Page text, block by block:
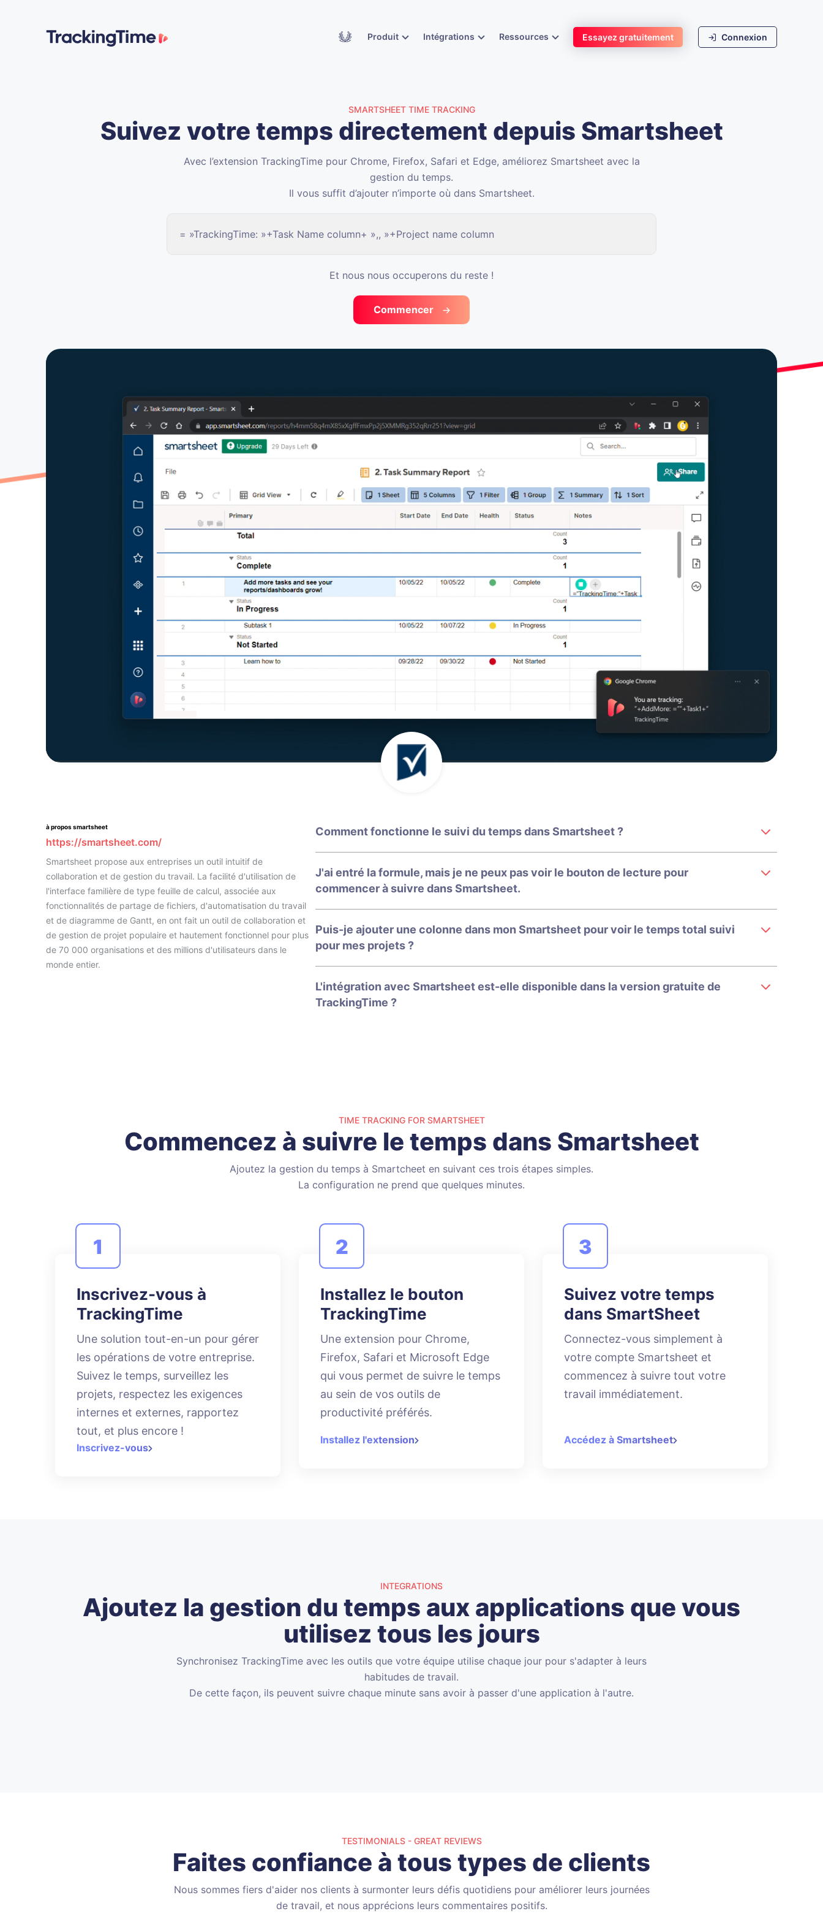
AcademyProduit Intégrations Ressources Essayez gratuitement Connexion
SMARTSHEET TIME TRACKING
Suivez votre temps directement depuis Smartsheet
Avec l’extension TrackingTime pour Chrome, Firefox, Safari et Edge, améliorez Smartsheet avec la
gestion du temps.
Il vous suffit d’ajouter n’importe où dans Smartsheet.
= »TrackingTime: »+Task Name column+ »,, »+Project name column
Et nous nous occuperons du reste !
Commencer
à propos smartsheet
https://smartsheet.com/
Smartsheet propose aux entreprises un outil intuitif de
collaboration et de gestion du travail. La facilité d'utilisation de
l'interface familière de type feuille de calcul, associée aux
fonctionnalités de partage de fichiers, d'automatisation du travail
et de diagramme de Gantt, en ont fait un outil de collaboration et
de gestion de projet populaire et hautement fonctionnel pour plus
de 70 000 organisations et des millions d'utilisateurs dans le
monde entier.
Comment fonctionne le suivi du temps dans Smartsheet ?
J'ai entré la formule, mais je ne peux pas voir le bouton de lecture pour
commencer à suivre dans Smartsheet.
Puis-je ajouter une colonne dans mon Smartsheet pour voir le temps total suivi
pour mes projets ?
L'intégration avec Smartsheet est-elle disponible dans la version gratuite de
TrackingTime ?
TIME TRACKING FOR SMARTSHEET
Commencez à suivre le temps dans Smartsheet
Ajoutez la gestion du temps à Smartcheet en suivant ces trois étapes simples.
La configuration ne prend que quelques minutes.
1
Inscrivez-vous à
TrackingTime
Une solution tout-en-un pour gérer
les opérations de votre entreprise.
Suivez le temps, surveillez les
projets, respectez les exigences
internes et externes, rapportez
tout, et plus encore !
Inscrivez-vous
2
Installez le bouton
TrackingTime
Une extension pour Chrome,
Firefox, Safari et Microsoft Edge
qui vous permet de suivre le temps
au sein de vos outils de
productivité préférés.
Installez l'extension
3
Suivez votre temps
dans SmartSheet
Connectez-vous simplement à
votre compte Smartsheet et
commencez à suivre tout votre
travail immédiatement.
Accédez à Smartsheet
INTEGRATIONS
Ajoutez la gestion du temps aux applications que vous
utilisez tous les jours
Synchronisez TrackingTime avec les outils que votre équipe utilise chaque jour pour s'adapter à leurs
habitudes de travail.
De cette façon, ils peuvent suivre chaque minute sans avoir à passer d'une application à l'autre.
TESTIMONIALS - GREAT REVIEWS
Faites confiance à tous types de clients
Nous sommes fiers d'aider nos clients à surmonter leurs défis quotidiens pour améliorer leurs journées
de travail, et nous apprécions leurs commentaires positifs.